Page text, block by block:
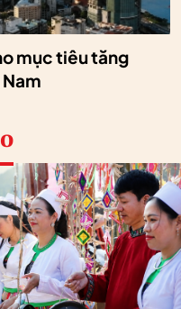
mục tiêu tăng